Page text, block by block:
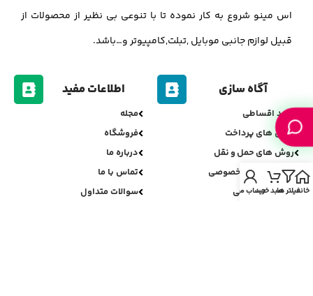
اس مینو شروع به کار نموده تا با تنوعی بی نظیر از محصولات از
قبیل لوازم جانبی موبایل ,تبلت,کامپیوتر و…باشد.
آگاه سازی
خرید اقساطی
روش های پرداخت
روش های حمل و نقل
سیاست حریم خصوصی
سیاست مرجوعی
اطلاعات مفید
مجله
فروشگاه
درباره ما
تماس با ما
سوالات متداول
خانهفیلتر هاسبد خریدحساب من